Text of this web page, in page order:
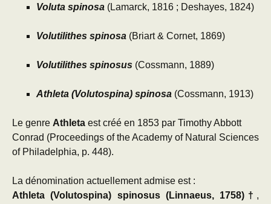
Voluta spinosa (Lamarck, 1816 ; Deshayes, 1824)
Volutilithes spinosa (Briart & Cornet, 1869)
Volutilithes spinosus (Cossmann, 1889)
Athleta (Volutospina) spinosa (Cossmann, 1913)
Le genre Athleta est créé en 1853 par Timothy Abbott
Conrad (Proceedings of the Academy of Natural Sciences
of Philadelphia, p. 448).
La dénomination actuellement admise est :
Athleta (Volutospina) spinosus (Linnaeus, 1758)† ,